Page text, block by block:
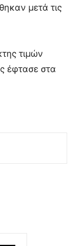
μετά τις
τιμών
έφτασε στα